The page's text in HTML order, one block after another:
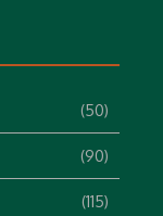
(50)
(90)
(115)